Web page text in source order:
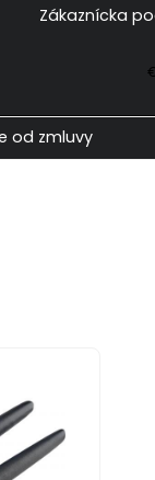
od zmluvy